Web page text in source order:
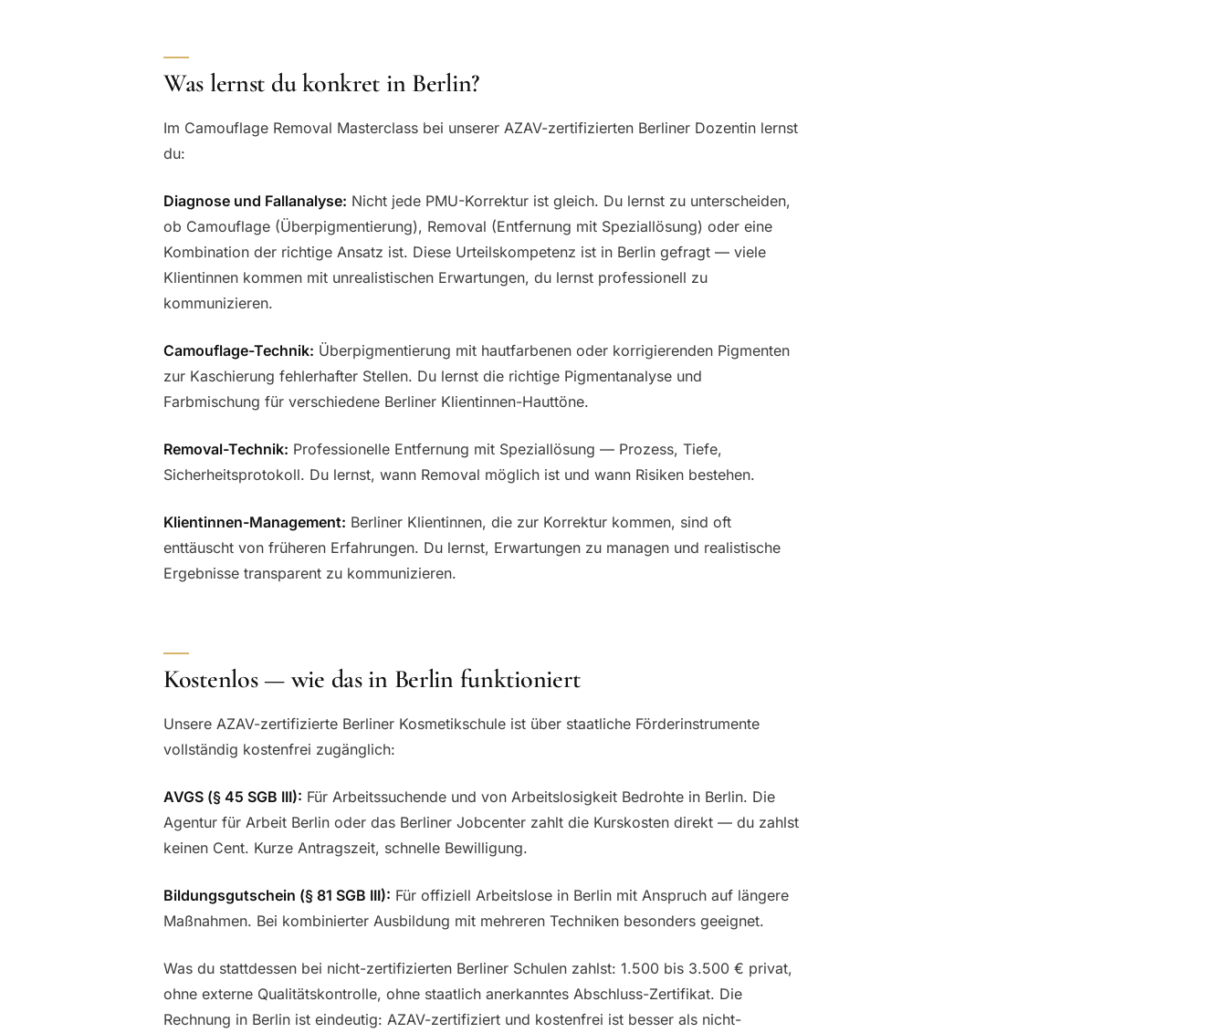
Was lernst du konkret in Berlin?
Im Camouflage Removal Masterclass bei unserer AZAV-zertifizierten Berliner Dozentin lernst
du:
Diagnose und Fallanalyse: Nicht jede PMU-Korrektur ist gleich. Du lernst zu unterscheiden,
ob Camouflage (Überpigmentierung), Removal (Entfernung mit Speziallösung) oder eine
Kombination der richtige Ansatz ist. Diese Urteilskompetenz ist in Berlin gefragt — viele
Klientinnen kommen mit unrealistischen Erwartungen, du lernst professionell zu
kommunizieren.
Camouflage-Technik: Überpigmentierung mit hautfarbenen oder korrigierenden Pigmenten
zur Kaschierung fehlerhafter Stellen. Du lernst die richtige Pigmentanalyse und
Farbmischung für verschiedene Berliner Klientinnen-Hauttöne.
Removal-Technik: Professionelle Entfernung mit Speziallösung — Prozess, Tiefe,
Sicherheitsprotokoll. Du lernst, wann Removal möglich ist und wann Risiken bestehen.
Klientinnen-Management: Berliner Klientinnen, die zur Korrektur kommen, sind oft
enttäuscht von früheren Erfahrungen. Du lernst, Erwartungen zu managen und realistische
Ergebnisse transparent zu kommunizieren.
Kostenlos — wie das in Berlin funktioniert
Unsere AZAV-zertifizierte Berliner Kosmetikschule ist über staatliche Förderinstrumente
vollständig kostenfrei zugänglich:
AVGS (§ 45 SGB III): Für Arbeitssuchende und von Arbeitslosigkeit Bedrohte in Berlin. Die
Agentur für Arbeit Berlin oder das Berliner Jobcenter zahlt die Kurskosten direkt — du zahlst
keinen Cent. Kurze Antragszeit, schnelle Bewilligung.
Bildungsgutschein (§ 81 SGB III): Für offiziell Arbeitslose in Berlin mit Anspruch auf längere
Maßnahmen. Bei kombinierter Ausbildung mit mehreren Techniken besonders geeignet.
Was du stattdessen bei nicht-zertifizierten Berliner Schulen zahlst: 1.500 bis 3.500 € privat,
ohne externe Qualitätskontrolle, ohne staatlich anerkanntes Abschluss-Zertifikat. Die
Rechnung in Berlin ist eindeutig: AZAV-zertifiziert und kostenfrei ist besser als nicht-